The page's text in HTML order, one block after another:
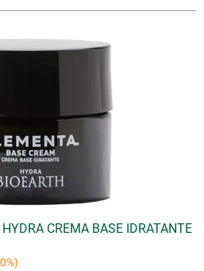
CREMA BASE IDRATANTE